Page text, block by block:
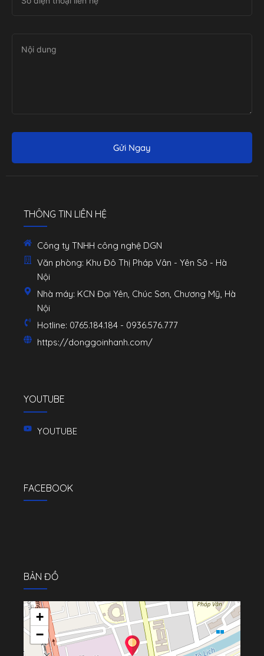
Gửi Ngay
THÔNG TIN LIÊN HỆ
Công ty TNHH công nghệ DGN
Văn phòng: Khu Đô Thị Pháp Vân - Yên Sở - Hà
Nội
Nhà máy: KCN Đại Yên, Chúc Sơn, Chương Mỹ, Hà
Nội
Hotline: 0765.184.184 - 0936.576.777
https://donggoinhanh.com/
YOUTUBE
YOUTUBE
FACEBOOK
BẢN ĐỒ
+
−